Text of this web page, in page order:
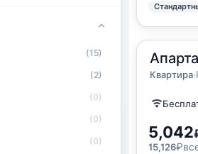
(15)
(2)
(0)
(0)
(0)
Квартира·
55м ·до
5,042
15,126₽